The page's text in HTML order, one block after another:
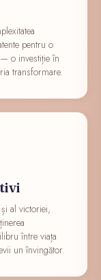
pentru o
o investiție în
transformare.
al victoriei,
între viața
un învingător.